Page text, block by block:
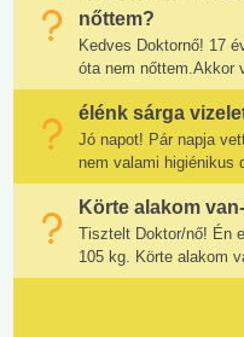
nőttem?
Kedves Doktornő! 17
óta nem nőttem.Akkor
élénk sárga
Jó napot! Pár napja
nem valami higiénikus
Körte alakom
Tisztelt Doktor/nő! Én
105 kg. Körte alakom